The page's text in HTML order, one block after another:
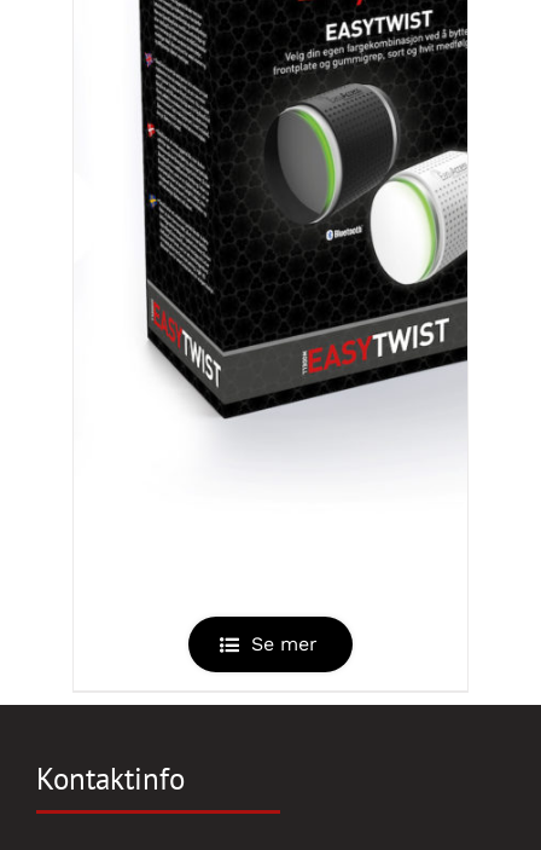
Se mer
Kontaktinfo